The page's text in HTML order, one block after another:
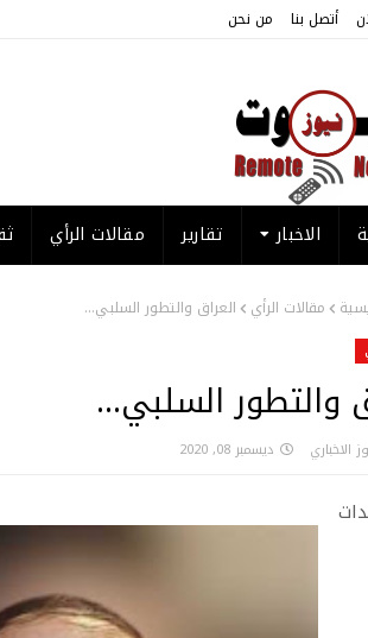
أتصل بنا من نحن
الاخبار تقارير مقالات الرأي
مقالات الرأي العراق والتطور السلبي...
والتطور السلبي...
الاخباري ديسمبر 08, 2020